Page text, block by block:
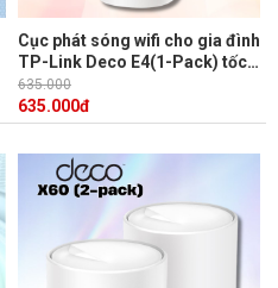
Cục phát sóng wifi cho gia đình
TP-Link Deco E4(1-Pack) tốc
độ 1167Mbps, 300 Mbps trên
2.4 GHz và 867 Mbps trên 5
GHz
635.000
635.000đ